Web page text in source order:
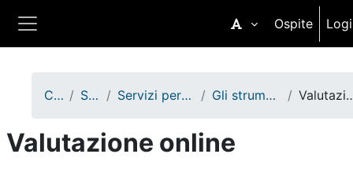
Pannello laterale
Ospite
Corsi Servizi Servizi per il personale Gli strumenti del DIR
Valutazione online